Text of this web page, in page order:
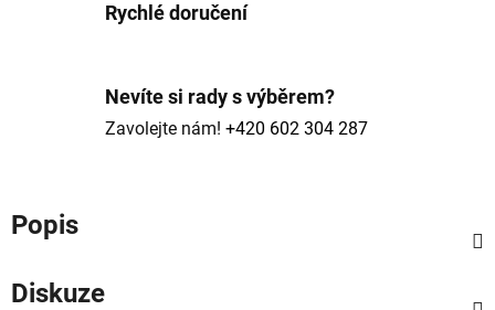
Rychlé doručení
Nevíte si rady s výběrem?
Zavolejte nám! +420 602 304 287
Popis
Diskuze